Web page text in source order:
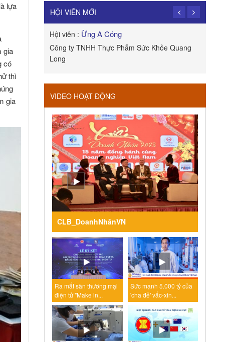
lựa
gia
có
thì
gia
PHONG
Công Ty TNHH Dịch vụ Cuộc Sống
Hạnh Phúc
HỘI VIÊN MỚI
AB&W
Hội viên : Ừng A Cóng
Công ty TNHH Thực Phẫm Sức Khỏe Quang
Long
VIDEO HOẠT ĐỘNG
CLB_DoanhNhânVN
Ra mắt sàn thương mại
điện tử "Make in...
Sức mạnh 5.000 tỷ của
'cha đẻ' vắc-xin...